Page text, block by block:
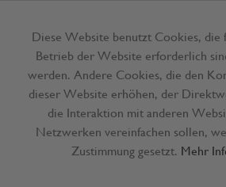
Menü
Diese Website benutzt Cookies, die
Betrieb der Website erforderlich
werden. Andere Cookies, die den
dieser Website erhöhen, der
die Interaktion mit anderen
Netzwerken vereinfachen sollen,
Zustimmung gesetzt. Mehr